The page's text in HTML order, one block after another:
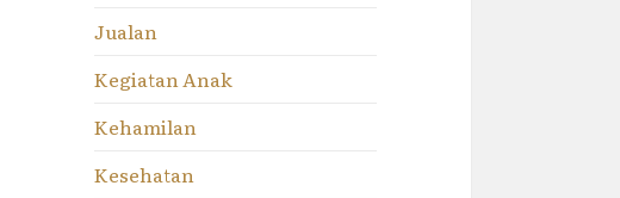
Jualan
Kegiatan Anak
Kehamilan
Kesehatan